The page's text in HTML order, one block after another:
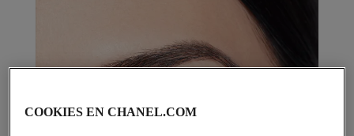
COOKIES EN CHANEL.COM